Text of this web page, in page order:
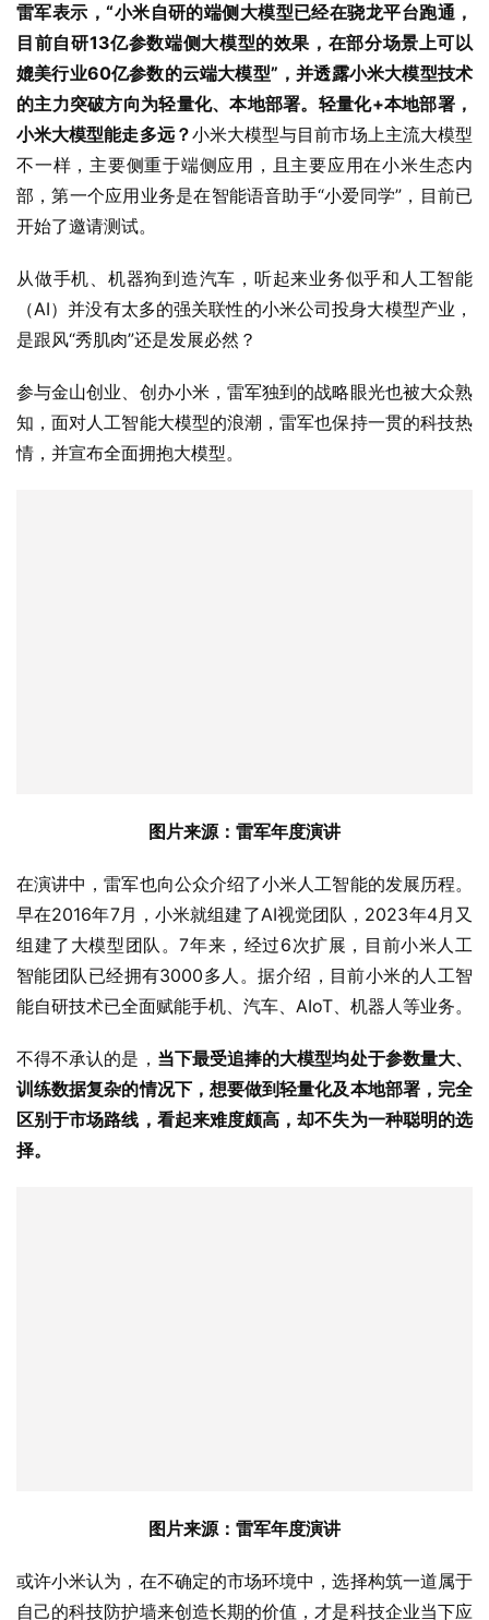
雷军表示，“小米自研的端侧大模型已经在骁龙平台跑通，
目前自研13亿参数端侧大模型的效果，在部分场景上可以
媲美行业60亿参数的云端大模型”，并透露小米大模型技术
的主力突破方向为轻量化、本地部署。 轻量化+本地部署，
小米大模型能走多远？小米大模型与目前市场上主流大模型
不一样，主要侧重于端侧应用，且主要应用在小米生态内
部，第一个应用业务是在智能语音助手“小爱同学”，目前已
开始了邀请测试。
从做手机、机器狗到造汽车，听起来业务似乎和人工智能
（AI）并没有太多的强关联性的小米公司投身大模型产业，
是跟风“秀肌肉”还是发展必然？
参与金山创业、创办小米，雷军独到的战略眼光也被大众熟
知，面对人工智能大模型的浪潮，雷军也保持一贯的科技热
情，并宣布全面拥抱大模型。
图片来源：雷军年度演讲
在演讲中，雷军也向公众介绍了小米人工智能的发展历程。
早在2016年7月，小米就组建了AI视觉团队，2023年4月又
组建了大模型团队。7年来，经过6次扩展，目前小米人工
智能团队已经拥有3000多人。据介绍，目前小米的人工智
能自研技术已全面赋能手机、汽车、AIoT、机器人等业务。
不得不承认的是， 当下最受追捧的大模型均处于参数量大、
训练数据复杂的情况下，想要做到轻量化及本地部署，完全
区别于市场路线，看起来难度颇高，却不失为一种聪明的选
择。
图片来源：雷军年度演讲
或许小米认为，在不确定的市场环境中，选择构筑一道属于
自己的科技防护墙来创造长期的价值，才是科技企业当下应